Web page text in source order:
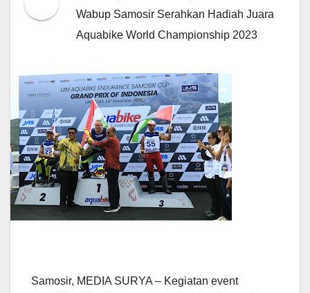
Wabup Samosir Serahkan Hadiah Juara
Aquabike World Championship 2023
Samosir, MEDIA SURYA – Kegiatan event